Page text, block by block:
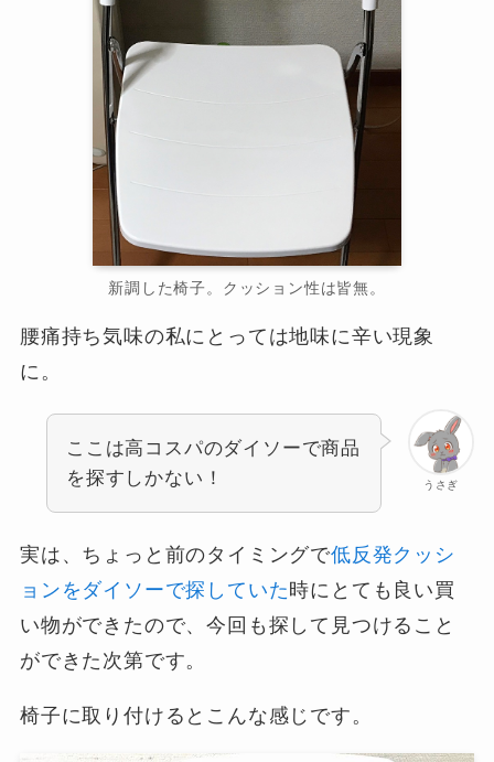
新調した椅子。クッション性は皆無。
腰痛持ち気味の私にとっては地味に辛い現象
に。
うさぎ
ここは高コスパのダイソーで商品
を探すしかない！
実は、ちょっと前のタイミングで低反発クッシ
ョンをダイソーで探していた時にとても良い買
い物ができたので、今回も探して見つけること
ができた次第です。
椅子に取り付けるとこんな感じです。